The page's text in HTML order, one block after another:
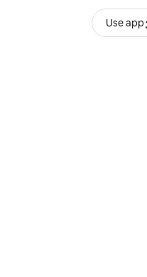
Use app
გასმის ჟესტები.